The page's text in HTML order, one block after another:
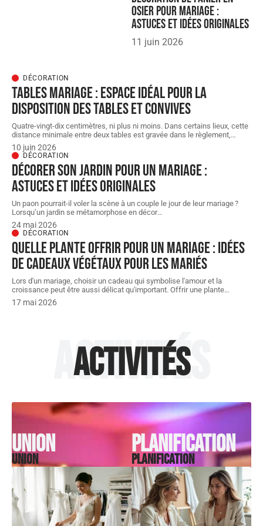
osier pour mariage :
astuces et idées originales
11 juin 2026
DÉCORATION
Tables mariage : espace idéal pour la
disposition des tables et convives
Quatre-vingt-dix centimètres, ni plus ni moins. Dans certains lieux, cette
distance minimale entre deux tables est gravée dans le règlement, …
10 juin 2026
DÉCORATION
Décorer son jardin pour un mariage :
astuces et idées originales
Un paon pourrait-il voler la scène à un couple le jour de leur mariage ?
Lorsqu’un jardin se métamorphose en décor…
24 mai 2026
DÉCORATION
Quelle plante offrir pour un mariage : idées
de cadeaux végétaux pour les mariés
Lors d'un mariage, choisir un cadeau qui symbolise l'amour et la
croissance peut être aussi délicat qu'important. Offrir une plante…
17 mai 2026
Activités
Activités
Union
Union
Planification
Planification